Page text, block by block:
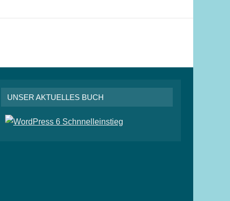
UNSER AKTUELLES BUCH